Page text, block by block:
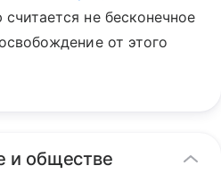
не бесконечное
от этого
и обществе